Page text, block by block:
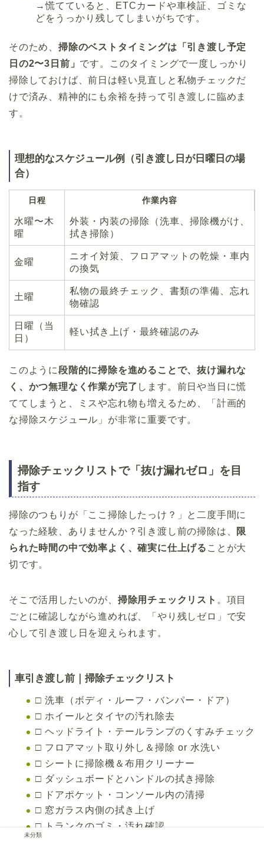
→慌てていると、ETCカードや車検証、ゴミな
どをうっかり残してしまいがちです。
そのため、 掃除のベストタイミングは「引き渡し予定
日の2〜3日前」 です。このタイミングで一度しっかり
掃除しておけば、前日は軽い見直しと私物チェックだ
けで済み、精神的にも余裕を持って引き渡しに臨めま
す。
理想的なスケジュール例（引き渡し日が日曜日の場
合）
日程 作業内容
水曜〜木
曜
外装・内装の掃除（洗車、掃除機がけ、
拭き掃除）
金曜
ニオイ対策、フロアマットの乾燥・車内
の換気
土曜
私物の最終チェック、書類の準備、忘れ
物確認
日曜（当
日）
軽い拭き上げ・最終確認のみ
このように段階的に掃除を進めることで、抜け漏れな
く、かつ無理なく作業が完了 します。前日や当日に慌
ててしまうと、ミスや忘れ物も増えるため、「計画的
な掃除スケジュール」が非常に重要です。
掃除チェックリストで「抜け漏れゼロ」を目
指す
掃除のつもりが「ここ掃除したっけ？」と二度手間に
なった経験、ありませんか？引き渡し前の掃除は、 限
られた時間の中で効率よく、確実に仕上げる ことが大
切です。
そこで活用したいのが、 掃除用チェックリスト 。項目
ごとに確認しながら進めれば、「やり残しゼロ」で安
心して引き渡し日を迎えられます。
車引き渡し前｜掃除チェックリスト
□ 洗車（ボディ・ルーフ・バンパー・ドア）
□ ホイールとタイヤの汚れ除去
□ ヘッドライト・テールランプのくすみチェック
□ フロアマット取り外し＆掃除 or 水洗い
□ シートに掃除機＆布用クリーナー
□ ダッシュボードとハンドルの拭き掃除
□ ドアポケット・コンソール内の清掃
□ 窓ガラス内側の拭き上げ
□ トランクのゴミ・汚れ確認
未分類